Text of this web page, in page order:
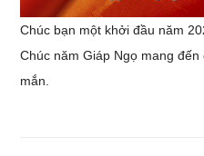
Chúc bạn một khởi đầu năm
Chúc năm Giáp Ngọ mang
mắn.